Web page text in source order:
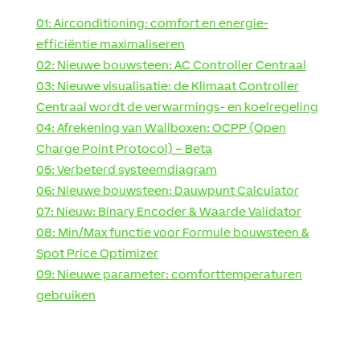
01: Airconditioning: comfort en energie-
efficiëntie maximaliseren
02: Nieuwe bouwsteen: AC Controller Centraal
03: Nieuwe visualisatie: de Klimaat Controller
Centraal wordt de verwarmings- en koelregeling
04: Afrekening van Wallboxen: OCPP (Open
Charge Point Protocol) – Beta
05: Verbeterd systeemdiagram
06: Nieuwe bouwsteen: Dauwpunt Calculator
07: Nieuw: Binary Encoder & Waarde Validator
08: Min/Maxfunctie voor Formule bouwsteen &
Spot Price Optimizer
09: Nieuwe parameter: comforttemperaturen
gebruiken